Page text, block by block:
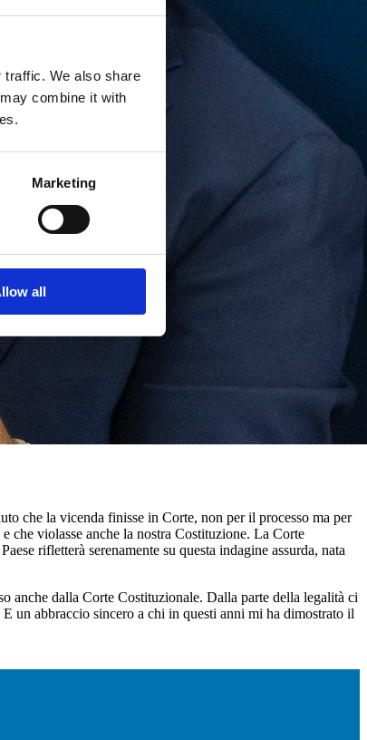
traffic. We also share
combine it with
Marketing
all
che la vicenda finisse in Corte, non per il processo ma per
che violasse anche la nostra Costituzione. La Corte
rifletterà serenamente su questa indagine assurda, nata
anche dalla Corte Costituzionale. Dalla parte della legalità ci
un abbraccio sincero a chi in questi anni mi ha dimostrato il